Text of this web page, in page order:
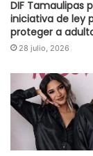
DIF Tamaulipas
iniciativa de ley
proteger a
28 julio, 2026